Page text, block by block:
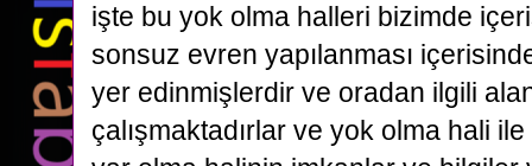
işte bu yok olma halleri bizimde
sonsuz evren yapılanması
yer edinmişlerdir ve oradan ilgili
çalışmaktadırlar ve yok olma hali